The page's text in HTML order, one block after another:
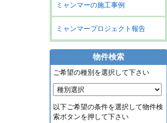
ミャンマーの施工事例
ミャンマープロジェクト報告
物件検索
ご希望の種別を選択して下さい
以下ご希望の条件を選択して物件検
索ボタンを押して下さい